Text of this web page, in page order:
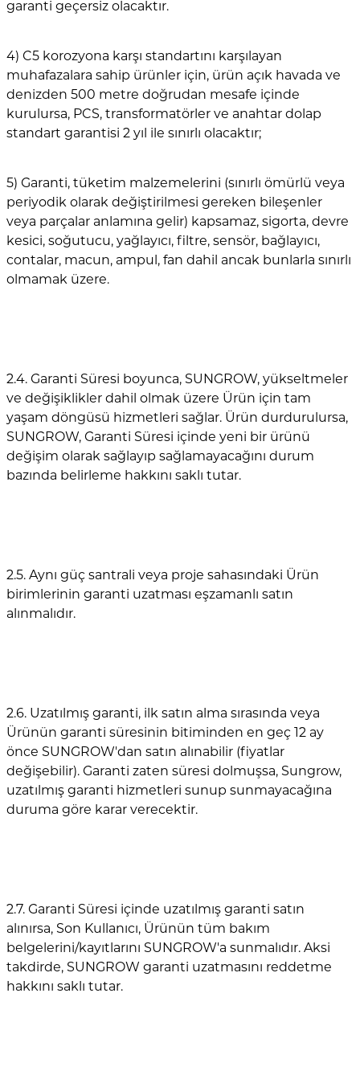
garanti geçersiz olacaktır.
4) C5 korozyona karşı standartını karşılayan
muhafazalara sahip ürünler için, ürün açık havada ve
denizden 500 metre doğrudan mesafe içinde
kurulursa, PCS, transformatörler ve anahtar dolap
standart garantisi 2 yıl ile sınırlı olacaktır;
5) Garanti, tüketim malzemelerini (sınırlı ömürlü veya
periyodik olarak değiştirilmesi gereken bileşenler
veya parçalar anlamına gelir) kapsamaz, sigorta, devre
kesici, soğutucu, yağlayıcı, filtre, sensör, bağlayıcı,
contalar, macun, ampul, fan dahil ancak bunlarla sınırlı
olmamak üzere.
2.4. Garanti Süresi boyunca, SUNGROW, yükseltmeler
ve değişiklikler dahil olmak üzere Ürün için tam
yaşam döngüsü hizmetleri sağlar. Ürün durdurulursa,
SUNGROW, Garanti Süresi içinde yeni bir ürünü
değişim olarak sağlayıp sağlamayacağını durum
bazında belirleme hakkını saklı tutar.
2.5. Aynı güç santrali veya proje sahasındaki Ürün
birimlerinin garanti uzatması eşzamanlı satın
alınmalıdır.
2.6. Uzatılmış garanti, ilk satın alma sırasında veya
Ürünün garanti süresinin bitiminden en geç 12 ay
önce SUNGROW'dan satın alınabilir (fiyatlar
değişebilir). Garanti zaten süresi dolmuşsa, Sungrow,
uzatılmış garanti hizmetleri sunup sunmayacağına
duruma göre karar verecektir.
2.7. Garanti Süresi içinde uzatılmış garanti satın
alınırsa, Son Kullanıcı, Ürünün tüm bakım
belgelerini/kayıtlarını SUNGROW'a sunmalıdır. Aksi
takdirde, SUNGROW garanti uzatmasını reddetme
hakkını saklı tutar.